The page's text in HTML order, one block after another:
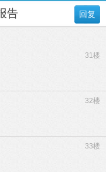
回复
告
31楼
32楼
33楼